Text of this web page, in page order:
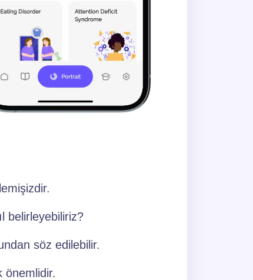
belirleyebiliriz?
söz edilebilir.
önemlidir.